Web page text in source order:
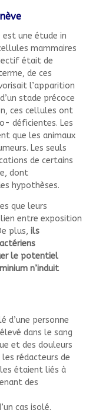
est une étude in
mammaires
était de
de ces
l’apparition
stade précoce
ces cellules ont
déficientes. Les
que les animaux
Les seuls
de certains
dont
hypothèses.
que leurs
entre exposition
plus, ils
le potentiel
n’induit
d’une personne
dans le sang
et des douleurs
les rédacteurs de
étaient liés à
des
cas isolé.